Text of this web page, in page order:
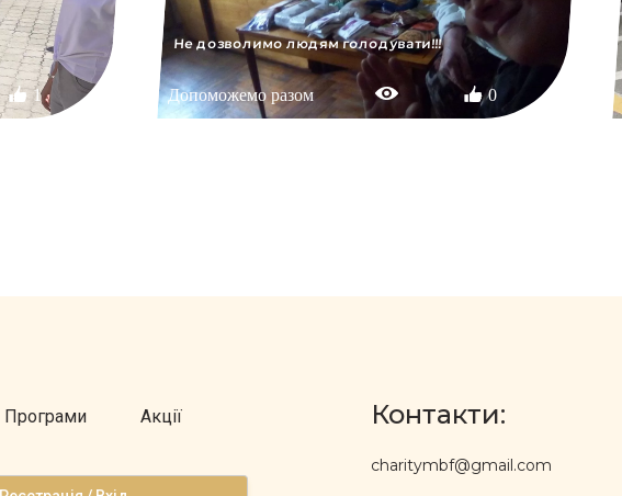
1
Не дозволимо людям голодувати!!!
Допоможемо разом 0
Програми Акції Контакти:
charitymbf@gmail.com